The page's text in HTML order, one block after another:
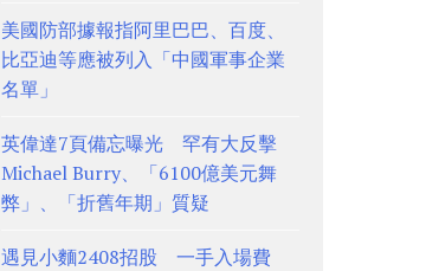
美國防部據報指阿里巴巴、百度、
比亞迪等應被列入「中國軍事企業
名單」
英偉達7頁備忘曝光 罕有大反擊
Michael Burry、「6100億美元舞
弊」、「折舊年期」質疑
遇見小麵2408招股 一手入場費